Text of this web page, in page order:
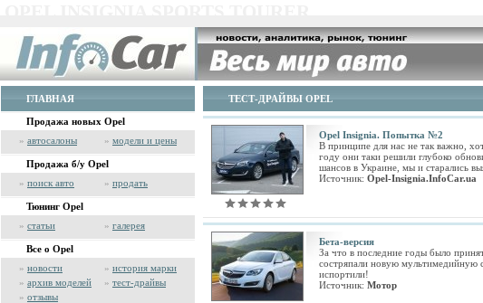
ГЛАВНАЯ
Продажа новых Opel
» автосалоны » модели и цены
Продажа б/у Opel
» поиск авто » продать
Тюнинг Opel
» статьи » галерея
Все о Opel
» новости » история марки
» архив моделей » тест-драйвы
» отзывы
ТЕСТ-ДРАЙВЫ OPEL
Opel Insignia. Попытка №2
В принципе для нас не так важно,
году они таки решили глубоко
шансов в Украине, мы и старались
Источник: Opel-Insignia.InfoCar.ua
Бета-версия
За что в последние годы было
состряпали новую мультимедийную
испортили!
Источник: Мотор